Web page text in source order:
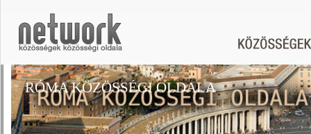
RÓMA KÖZÖSSÉGI OLDALA